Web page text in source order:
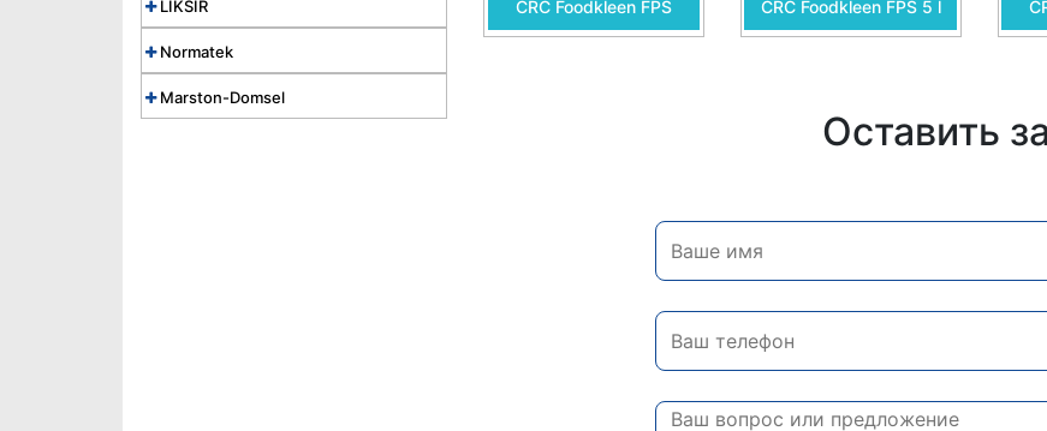
LIKSIR
Normatek
Marston-Domsel
CRC Foodkleen FPS CRC Foodkleen FPS 5 l
Оставить